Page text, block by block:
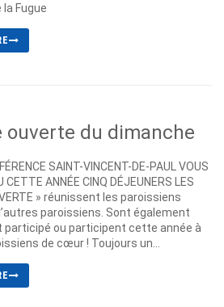
la Fugue
ouverte du dimanche
SAINT-VINCENT-DE-PAUL VOUS
CETTE ANNÉE CINQ DÉJEUNERS LES
» réunissent les paroissiens
paroissiens. Sont également
participé ou participent cette année à
de cœur ! Toujours un...